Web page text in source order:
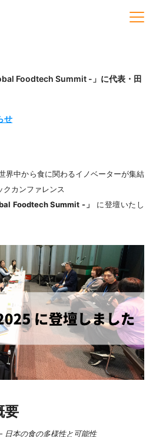
Foodtech Summit -」に代表・田
せ
界中から食に関わるイノベーターが集結
カンファレンス
Foodtech Summit -」
に登壇いたし
要
本の食の多様性と可能性